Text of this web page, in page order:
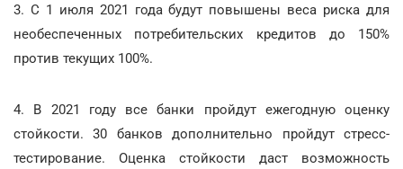
3. С 1 июля 2021 года будут повышены веса риска для
необеспеченных потребительских кредитов до 150%
против текущих 100%.
4. В 2021 году все банки пройдут ежегодную оценку
стойкости. 30 банков дополнительно пройдут стресс-
тестирование. Оценка стойкости даст возможность